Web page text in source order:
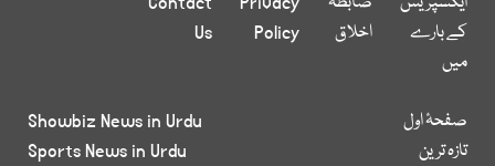
کے بارے
میں
اخلاق
Policy
Us
صفحۂ اول
تازہ ترین
Showbiz News in Urdu
Sports News in Urdu